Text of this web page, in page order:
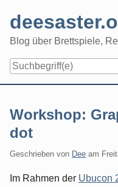
content
Blog über Brettspiele,
Workshop:
dot
Geschrieben von Dee am
Im Rahmen der Ubucon